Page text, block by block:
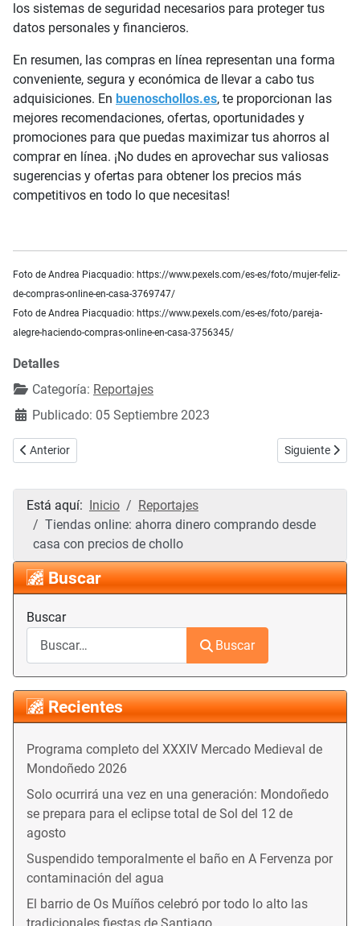
los sistemas de seguridad necesarios para proteger tus
datos personales y financieros.
En resumen, las compras en línea representan una forma
conveniente, segura y económica de llevar a cabo tus
adquisiciones. En buenoschollos.es, te proporcionan las
mejores recomendaciones, ofertas, oportunidades y
promociones para que puedas maximizar tus ahorros al
comprar en línea. ¡No dudes en aprovechar sus valiosas
sugerencias y ofertas para obtener los precios más
competitivos en todo lo que necesitas!
Foto de Andrea Piacquadio: https://www.pexels.com/es-es/foto/mujer-feliz-
de-compras-online-en-casa-3769747/
Foto de Andrea Piacquadio: https://www.pexels.com/es-es/foto/pareja-
alegre-haciendo-compras-online-en-casa-3756345/
Detalles
Categoría: Reportajes
Publicado: 05 Septiembre 2023
Artículo anterior: Tres negocios míticos de Mondoñedo con décadas
Anterior Artículo
Siguiente
Está aquí: Inicio
Reportajes
Tiendas online: ahorra dinero comprando desde
casa con precios de chollo
Buscar
Buscar
Buscar
Recientes
Programa completo del XXXIV Mercado Medieval de
Mondoñedo 2026
Solo ocurrirá una vez en una generación: Mondoñedo
se prepara para el eclipse total de Sol del 12 de
agosto
Suspendido temporalmente el baño en A Fervenza por
contaminación del agua
El barrio de Os Muíños celebró por todo lo alto las